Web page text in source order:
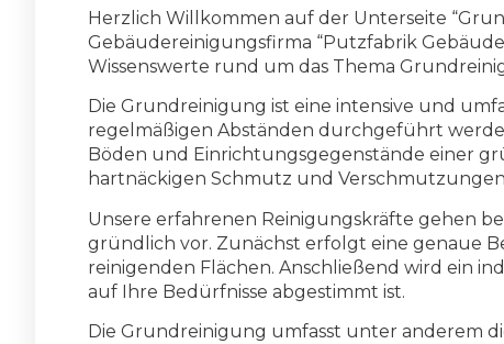
Herzlich Willkommen auf der Unterseite
Gebäudereinigungsfirma “Putzfabrik
Wissenswerte rund um das Thema
Die Grundreinigung ist eine intensive und
regelmäßigen Abständen durchgeführt
Böden und Einrichtungsgegenstände einer
hartnäckigen Schmutz und
Unsere erfahrenen Reinigungskräfte gehen
gründlich vor. Zunächst erfolgt eine genaue
reinigenden Flächen. Anschließend wird ein
auf Ihre Bedürfnisse abgestimmt ist.
Die Grundreinigung umfasst unter anderem